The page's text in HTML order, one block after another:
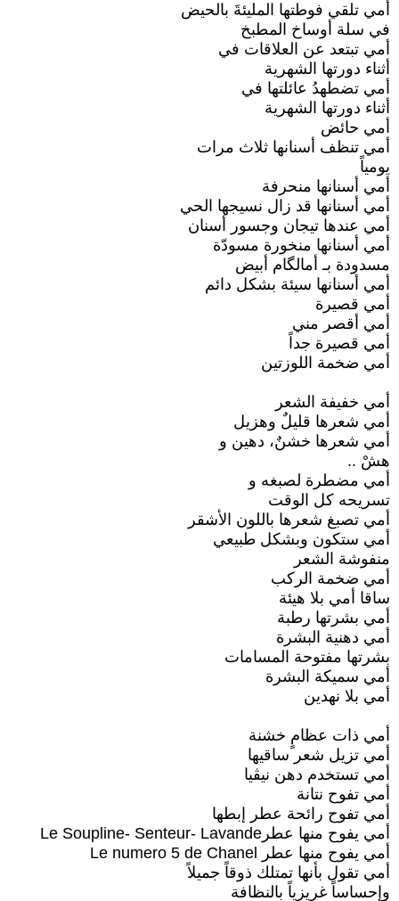
أمي تلقي فوطتها المليئةَ بالحيض
في سلة أوساخ المطبخ
أمي تبتعد عن العلاقات في
أثناء دورتها الشهرية
أمي تضطهدُ عائلتها في
أثناء دورتها الشهرية
أمي حائض
أمي تنظف أسنانها ثلاث مرات
يومياً
أمي أسنانها منحرفة
أمي أسنانها قد زال نسيجها الحي
أمي عندها تيجان وجسور أسنان
أمي أسنانها منخورة مسودّة
مسدودة بـ أمالگام أبيض
أمي أسنانها سيئة بشكل دائم
أمي قصيرة
أمي أقصر مني
أمي قصيرة جداً
أمي ضخمة اللوزتين
أمي خفيفة الشعر
أمي شعرها قليلٌ وهزيل
أمي شعرها خشنٌ، دهين و
هشْ ..
أمي مضطرة لصبغه و
تسريحه كل الوقت
أمي تصبغ شعرها باللون الأشقر
أمي ستكون وبشكل طبيعي
منفوشة الشعر
أمي ضخمة الركب
ساقا أمي بلا هيئة
أمي بشرتها رطبة
أمي دهنية البشرة
بشرتها مفتوحة المسامات
أمي سميكة البشرة
أمي بلا نهدين
أمي ذات عظامٍ خشنة
أمي تزيل شعر ساقيها
أمي تستخدم دهن نيڤيا
أمي تفوح نتانة
أمي تفوح رائحة عطر إبطها
أمي يفوح منها عطرLe Soupline- Senteur- Lavande
أمي يفوح منها عطر Le numero 5 de Chanel
أمي تقول بأنها تمتلك ذوقاً جميلاً
وإحساساً غريزياً بالنظافة